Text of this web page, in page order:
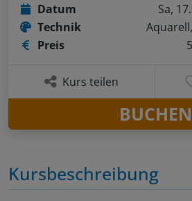
Kursbeschreibung
Datum
Sa,
Technik
Preis
Kurs teilen
BUCHEN